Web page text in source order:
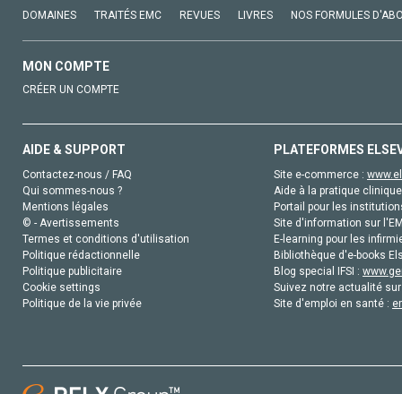
DOMAINES TRAITÉS EMC REVUES LIVRES NOS FORMULES
MON COMPTE
CRÉER UN COMPTE
AIDE & SUPPORT
Contactez-nous / FAQ
Qui sommes-nous ?
Mentions légales
© - Avertissements
Termes et conditions d'utilisation
Politique rédactionnelle
Politique publicitaire
Cookie settings
Politique de la vie privée
PLATEFORMES
Site e-commerce :
Aide à la pratique
Portail pour les
Site d'information sur
E-learning pour les
Bibliothèque d'e-books
Blog special IFSI :
Suivez notre actualité
Site d'emploi en santé :